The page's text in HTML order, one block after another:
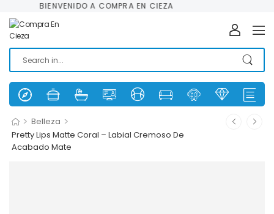
BIENVENIDO A COMPRA EN CIEZA
> Belleza >
Pretty Lips Matte Coral – Labial Cremoso De
Acabado Mate